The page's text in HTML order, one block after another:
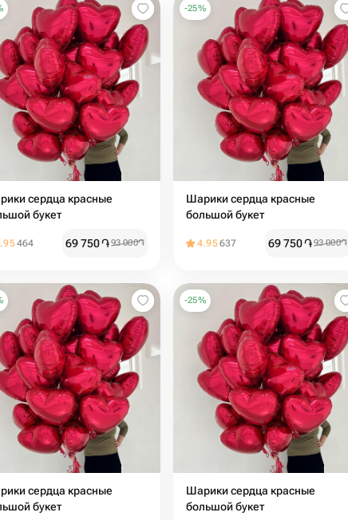
сердца красные
букет
464 69 750֏93 000֏
-25%
Шарики сердца красные
большой букет
4.95637 69 750֏93 000֏
сердца красные
букет
-25%
Шарики сердца красные
большой букет